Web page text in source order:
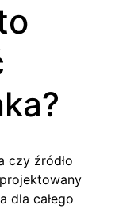
czy źródło
dla całego